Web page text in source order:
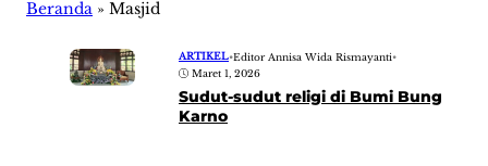
Beranda » Masjid
ARTIKEL•Editor Annisa Wida Rismayanti•
Maret 1, 2026
Sudut-sudut religi di Bumi Bung
Karno